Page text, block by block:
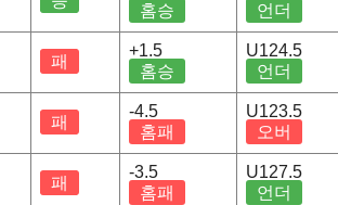
홈승
언더
패
+1.5
홈승
U124.5
언더
패
-4.5
홈패
U123.5
오버
패
-3.5
홈패
U127.5
언더